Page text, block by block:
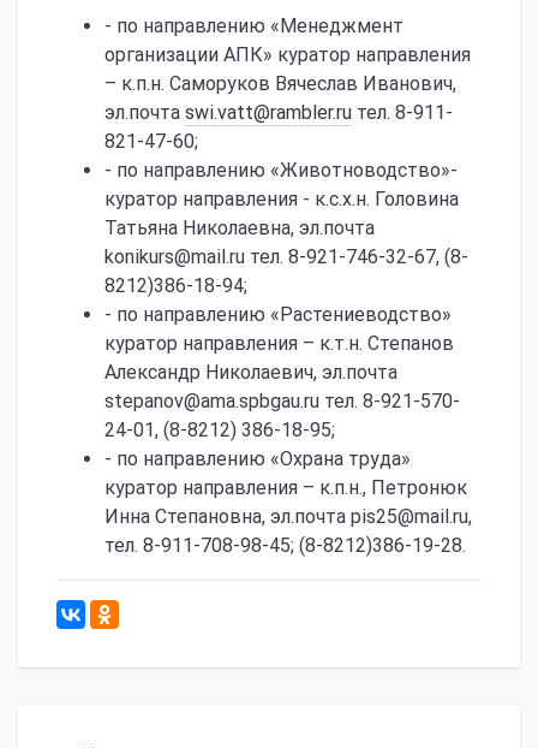
- по направлению «Менеджмент
организации АПК» куратор направления
– к.п.н. Саморуков Вячеслав Иванович,
эл.почта swi.vatt@rambler.ru тел. 8-911-
821-47-60;
- по направлению «Животноводство»­­­­­­­­­­­­­­­­­­­
куратор направления - к.с.х.н. Головина
Татьяна Николаевна, эл.почта
konikurs@mail.ru тел. 8-921-746-32-67, (8-
8212)386-18-94;
- по направлению «Растениеводство»
куратор направления – к.т.н. Степанов
Александр Николаевич, эл.почта
stepanov@ama.spbgau.ru тел. 8-921-570-
24-01, (8-8212) 386-18-95;
- по направлению «Охрана труда»
куратор направления – к.п.н., Петронюк
Инна Степановна, эл.почта pis25@mail.ru,
тел. 8-911-708-98-45; (8-8212)386-19-28.